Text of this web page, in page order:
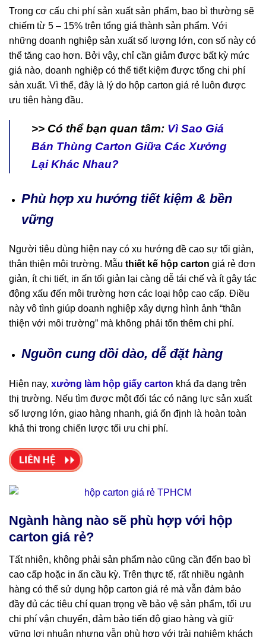
Trong cơ cấu chi phí sản xuất sản phẩm, bao bì thường sẽ
chiếm từ 5 – 15% trên tổng giá thành sản phẩm. Với
những doanh nghiệp sản xuất số lượng lớn, con số này có
thể tăng cao hơn. Bởi vậy, chỉ cần giảm được bất kỳ mức
giá nào, doanh nghiệp có thể tiết kiệm được tổng chi phí
sản xuất. Vì thế, đây là lý do hộp carton giá rẻ luôn được
ưu tiên hàng đầu.
>> Có thể bạn quan tâm: Vì Sao Giá
Bán Thùng Carton Giữa Các Xưởng
Lại Khác Nhau?
Phù hợp xu hướng tiết kiệm & bền
vững
Người tiêu dùng hiện nay có xu hướng đề cao sự tối giản,
thân thiện môi trường. Mẫu thiết kế hộp carton giá rẻ đơn
giản, ít chi tiết, in ấn tối giản lại càng dễ tái chế và ít gây tác
động xấu đến môi trường hơn các loại hộp cao cấp. Điều
này vô tình giúp doanh nghiệp xây dựng hình ảnh “thân
thiện với môi trường” mà không phải tốn thêm chi phí.
Nguồn cung dồi dào, dễ đặt hàng
Hiện nay, xưởng làm hộp giấy carton khá đa dạng trên
thị trường. Nếu tìm được một đối tác có năng lực sản xuất
số lượng lớn, giao hàng nhanh, giá ổn định là hoàn toàn
khả thi trong chiến lược tối ưu chi phí.
Ngành hàng nào sẽ phù hợp với hộp
carton giá rẻ?
Tất nhiên, không phải sản phẩm nào cũng cần đến bao bì
cao cấp hoặc in ấn cầu kỳ. Trên thực tế, rất nhiều ngành
hàng có thể sử dụng hộp carton giá rẻ mà vẫn đảm bảo
đầy đủ các tiêu chí quan trọng về bảo vệ sản phẩm, tối ưu
chi phí vận chuyển, đảm bảo tiến độ giao hàng và giữ
vững lợi nhuận nhưng vẫn phù hợp với trải nghiệm khách